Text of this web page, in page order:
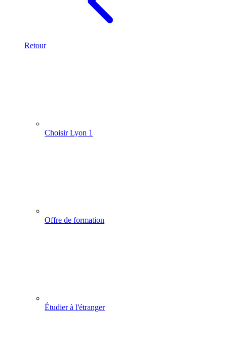
Retour
Choisir Lyon 1
Offre de formation
Étudier à l'étranger